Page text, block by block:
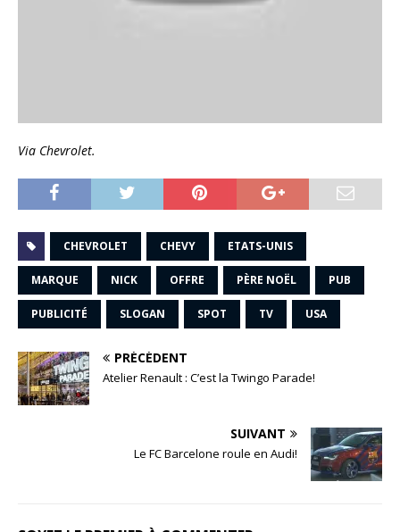
Via Chevrolet.
CHEVROLET CHEVY ETATS-UNIS
MARQUE NICK OFFRE PÈRE NOËL PUB
PUBLICITÉ SLOGAN SPOT TV USA
PRÉCÉDENT
Atelier Renault : C’est la Twingo Parade!
SUIVANT
Le FC Barcelone roule en Audi!